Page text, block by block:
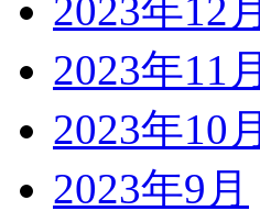
2023年12月
2023年11月
2023年10月
2023年9月